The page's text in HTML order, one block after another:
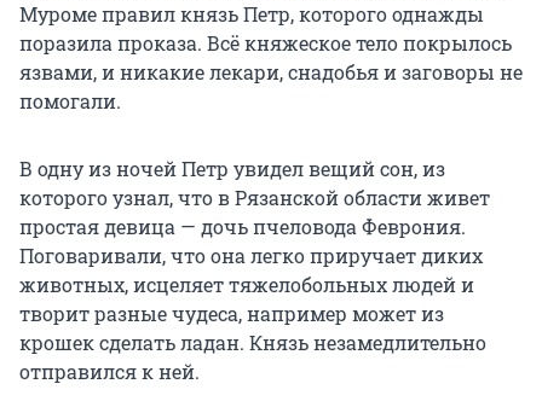
Муроме правил князь Петр, которого однажды
поразила проказа. Всё княжеское тело покрылось
язвами, и никакие лекари, снадобья и заговоры не
помогали.
В одну из ночей Петр увидел вещий сон, из
которого узнал, что в Рязанской области живет
простая девица — дочь пчеловода Феврония.
Поговаривали, что она легко приручает диких
животных, исцеляет тяжелобольных людей и
творит разные чудеса, например может из
крошек сделать ладан. Князь незамедлительно
отправился к ней.